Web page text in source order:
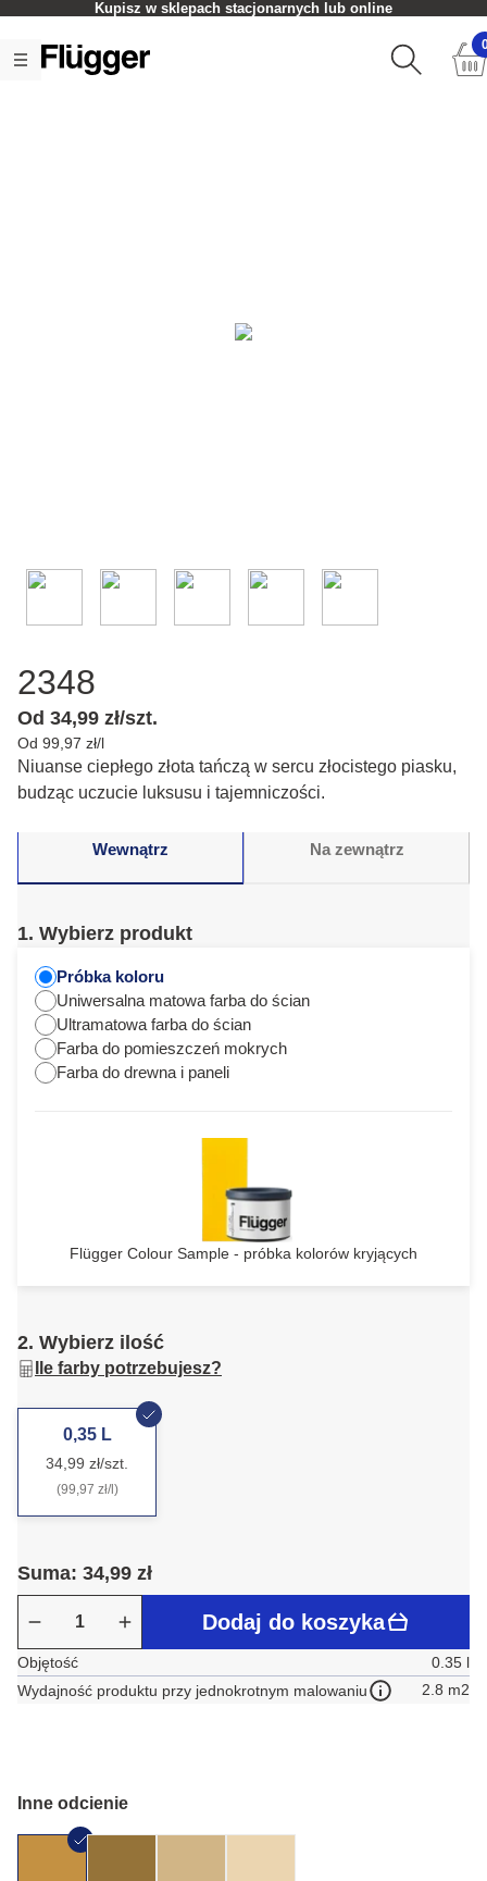
Kupisz w sklepach stacjonarnych lub online
2348
Od 34,99 zł/szt.
Od 99,97 zł/l
Niuanse ciepłego złota tańczą w sercu złocistego piasku,
budząc uczucie luksusu i tajemniczości.
Wewnątrz Na zewnątrz
1. Wybierz produkt
Próbka koloru
Uniwersalna matowa farba do ścian
Ultramatowa farba do ścian
Farba do pomieszczeń mokrych
Farba do drewna i paneli
Flügger Colour Sample - próbka kolorów kryjących
2. Wybierz ilość
Ile farby potrzebujesz?
0,35 L
34,99 zł/szt.
(99,97 zł/l)
Suma: 34,99 zł
Dodaj do koszyka
Objętość
0.35 l
Wydajność produktu przy jednokrotnym malowaniu
2.8 m2
Inne odcienie